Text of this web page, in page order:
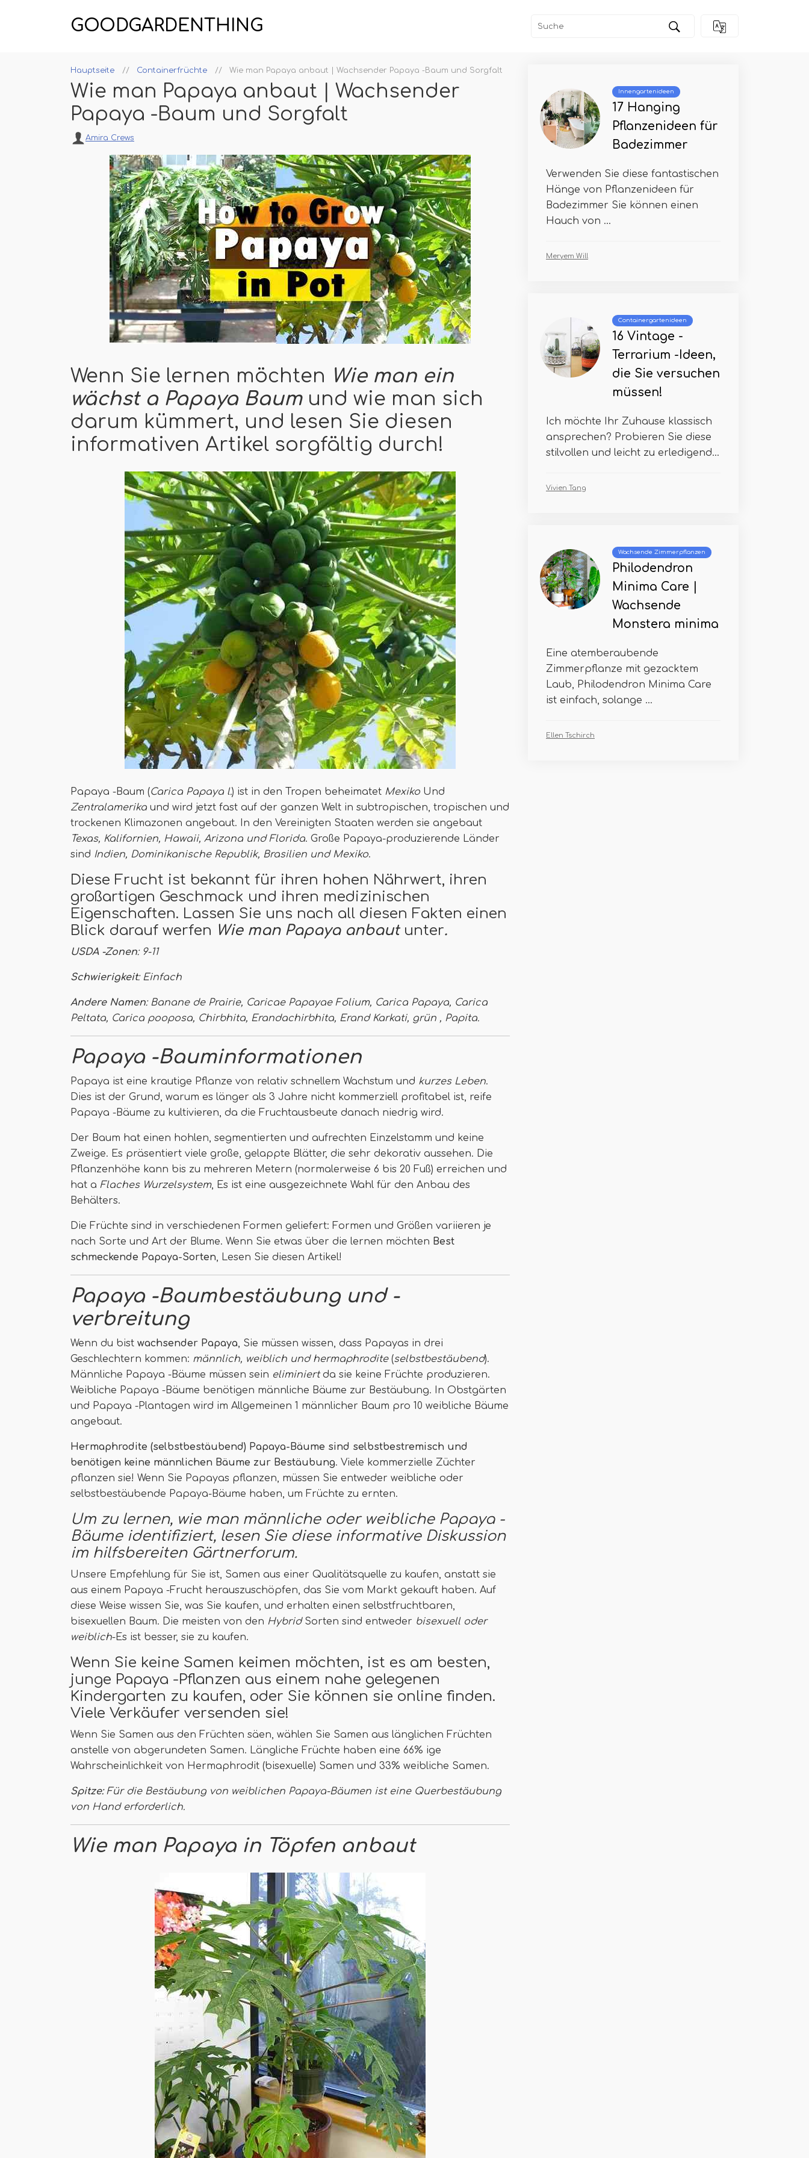
GOODGARDENTHING
Hauptseite Containerfrüchte Wie man Papaya anbaut | Wachsender Papaya -Baum und Sorgfalt
Wie man Papaya anbaut | Wachsender
Papaya -Baum und Sorgfalt
Amira Crews
Wenn Sie lernen möchten Wie man ein
wächst a Papaya Baum und wie man sich
darum kümmert, und lesen Sie diesen
informativen Artikel sorgfältig durch!
Papaya -Baum (Carica Papaya l.) ist in den Tropen beheimatet Mexiko Und
Zentralamerika und wird jetzt fast auf der ganzen Welt in subtropischen, tropischen und
trockenen Klimazonen angebaut. In den Vereinigten Staaten werden sie angebaut
Texas, Kalifornien, Hawaii, Arizona und Florida. Große Papaya-produzierende Länder
sind Indien, Dominikanische Republik, Brasilien und Mexiko.
Diese Frucht ist bekannt für ihren hohen Nährwert, ihren
großartigen Geschmack und ihren medizinischen
Eigenschaften. Lassen Sie uns nach all diesen Fakten einen
Blick darauf werfen Wie man Papaya anbaut unter.
USDA -Zonen: 9-11
Schwierigkeit: Einfach
Andere Namen: Banane de Prairie, Caricae Papayae Folium, Carica Papaya, Carica
Peltata, Carica pooposa, Chirbhita, Erandachirbhita, Erand Karkati, grün , Papita.
Papaya -Bauminformationen
Papaya ist eine krautige Pflanze von relativ schnellem Wachstum und kurzes Leben.
Dies ist der Grund, warum es länger als 3 Jahre nicht kommerziell profitabel ist, reife
Papaya -Bäume zu kultivieren, da die Fruchtausbeute danach niedrig wird.
Der Baum hat einen hohlen, segmentierten und aufrechten Einzelstamm und keine
Zweige. Es präsentiert viele große, gelappte Blätter, die sehr dekorativ aussehen. Die
Pflanzenhöhe kann bis zu mehreren Metern (normalerweise 6 bis 20 Fuß) erreichen und
hat a Flaches Wurzelsystem, Es ist eine ausgezeichnete Wahl für den Anbau des
Behälters.
Die Früchte sind in verschiedenen Formen geliefert: Formen und Größen variieren je
nach Sorte und Art der Blume. Wenn Sie etwas über die lernen möchten Best
schmeckende Papaya-Sorten, Lesen Sie diesen Artikel!
Papaya -Baumbestäubung und -
verbreitung
Wenn du bist wachsender Papaya, Sie müssen wissen, dass Papayas in drei
Geschlechtern kommen: männlich, weiblich und hermaphrodite(selbstbestäubend).
Männliche Papaya -Bäume müssen sein eliminiertda sie keine Früchte produzieren.
Weibliche Papaya -Bäume benötigen männliche Bäume zur Bestäubung. In Obstgärten
und Papaya -Plantagen wird im Allgemeinen 1 männlicher Baum pro 10 weibliche Bäume
angebaut.
Hermaphrodite (selbstbestäubend) Papaya-Bäume sind selbstbestremisch und
benötigen keine männlichen Bäume zur Bestäubung. Viele kommerzielle Züchter
pflanzen sie! Wenn Sie Papayas pflanzen, müssen Sie entweder weibliche oder
selbstbestäubende Papaya-Bäume haben, um Früchte zu ernten.
Um zu lernen, wie man männliche oder weibliche Papaya -
Bäume identifiziert, lesen Sie diese informative Diskussion
im hilfsbereiten Gärtnerforum.
Unsere Empfehlung für Sie ist, Samen aus einer Qualitätsquelle zu kaufen, anstatt sie
aus einem Papaya -Frucht herauszuschöpfen, das Sie vom Markt gekauft haben. Auf
diese Weise wissen Sie, was Sie kaufen, und erhalten einen selbstfruchtbaren,
bisexuellen Baum. Die meisten von den HybridSorten sind entweder bisexuell oder
weiblich-Es ist besser, sie zu kaufen.
Wenn Sie keine Samen keimen möchten, ist es am besten,
junge Papaya -Pflanzen aus einem nahe gelegenen
Kindergarten zu kaufen, oder Sie können sie online finden.
Viele Verkäufer versenden sie!
Wenn Sie Samen aus den Früchten säen, wählen Sie Samen aus länglichen Früchten
anstelle von abgerundeten Samen. Längliche Früchte haben eine 66% ige
Wahrscheinlichkeit von Hermaphrodit (bisexuelle) Samen und 33% weibliche Samen.
Spitze:Für die Bestäubung von weiblichen Papaya-Bäumen ist eine Querbestäubung
von Hand erforderlich.
Wie man Papaya in Töpfen anbaut
Innengartenideen
17 Hanging
Pflanzenideen für
Badezimmer
Verwenden Sie diese fantastischen
Hänge von Pflanzenideen für
Badezimmer Sie können einen
Hauch von ...
Meryem Will
Containergartenideen
16 Vintage -
Terrarium -Ideen,
die Sie versuchen
müssen!
Ich möchte Ihr Zuhause klassisch
ansprechen? Probieren Sie diese
stilvollen und leicht zu erledigend...
Vivien Tang
Wachsende Zimmerpflanzen
Philodendron
Minima Care |
Wachsende
Monstera minima
Eine atemberaubende
Zimmerpflanze mit gezacktem
Laub, Philodendron Minima Care
ist einfach, solange ...
Ellen Tschirch